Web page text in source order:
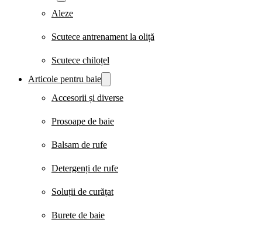
Aleze
Scutece antrenament la oliță
Scutece chiloțel
Articole pentru baie
Accesorii și diverse
Prosoape de baie
Balsam de rufe
Detergenți de rufe
Soluții de curățat
Burete de baie